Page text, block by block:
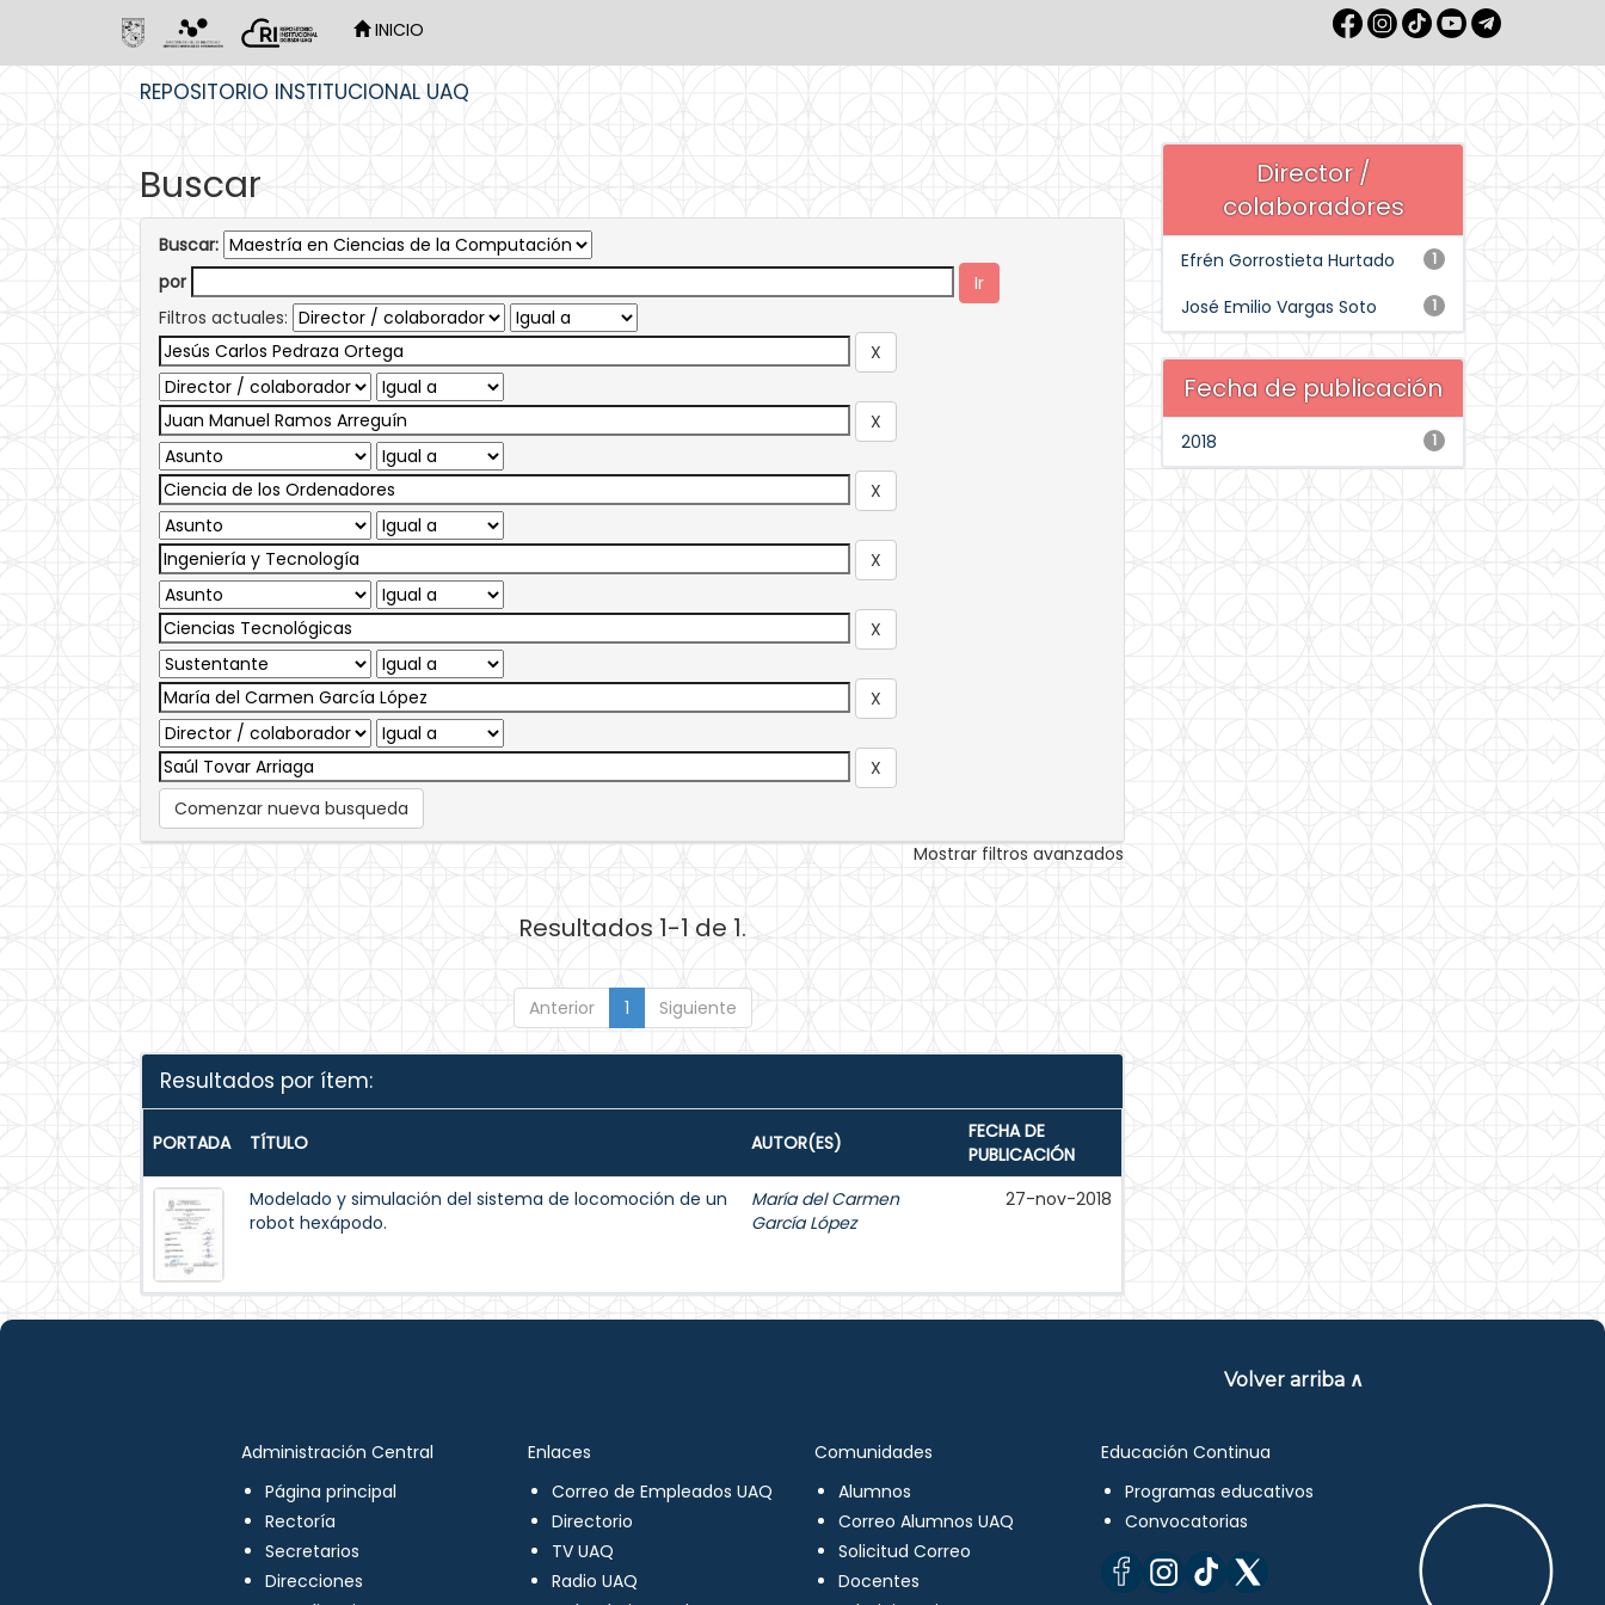
INICIO
REPOSITORIO INSTITUCIONAL UAQ
Buscar
Buscar:
por
Filtros actuales:
Comenzar nueva busqueda
Mostrar filtros avanzados
Resultados 1-1 de 1.
Anterior 1 Siguiente
Resultados por ítem:
PORTADA TÍTULO AUTOR(ES)
FECHA DE
PUBLICACIÓN
Modelado y simulación del sistema de locomoción de un
robot hexápodo.
María del Carmen
García López
27-nov-2018
Director /
colaboradores
1
Efrén Gorrostieta Hurtado
1
José Emilio Vargas Soto
Fecha de publicación
1
2018
Volver arriba ∧
Administración Central
Página principal
Rectoría
Secretarios
Direcciones
Enlaces
Correo de Empleados UAQ
Directorio
TV UAQ
Radio UAQ
Comunidades
Alumnos
Correo Alumnos UAQ
Solicitud Correo
Docentes
Educación Continua
Programas educativos
Convocatorias